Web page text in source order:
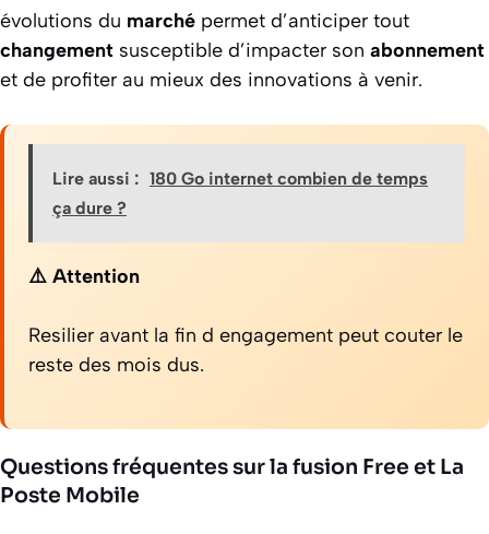
évolutions du marché permet d’anticiper tout
changement susceptible d’impacter son abonnement
et de profiter au mieux des innovations à venir.
Lire aussi : 180 Go internet combien de temps
ça dure ?
⚠️ Attention
Resilier avant la fin d engagement peut couter le
reste des mois dus.
Questions fréquentes sur la fusion Free et La
Poste Mobile